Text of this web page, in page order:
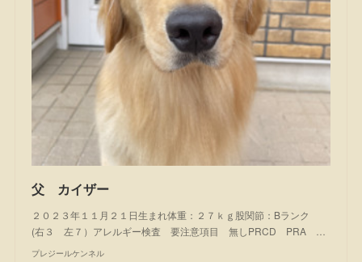
父 カイザー
２０２３年１１月２１日生まれ体重：２７ｋｇ股関節：Bランク
(右３ 左７）アレルギー検査 要注意項目 無しPRCD PRA …
プレジールケンネル